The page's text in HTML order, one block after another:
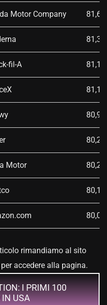
Motor Company 81,6
81,3
fil-A 81,1
81,1
80,9
80,2
Motor 80,2
80,1
80,0
rimandiamo al sito
accedere alla pagina.
I PRIMI 100
USA